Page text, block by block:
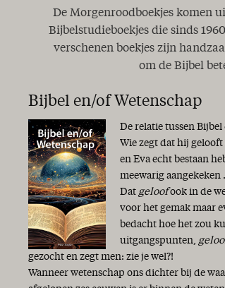
De Morgenroodboekjes komen
Bijbelstudieboekjes die sinds
verschenen boekjes zijn
om de Bijbel
Bijbel en/of Wetenschap
De relatie tussen
Wie zegt dat hij gelooft
en Eva echt bestaan
meewarig aangekeken
Dat geloofook in de
voor het gemak maar
bedacht hoe het zou
uitgangspunten,
gezocht en zegt men: zie je wel?!
Wanneer wetenschap ons dichter bij de